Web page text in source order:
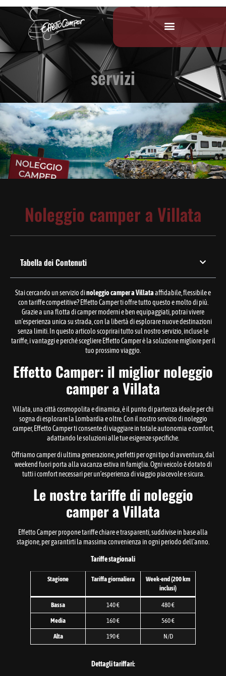
servizi
Noleggio camper a Villata
Tabella dei Contenuti
Stai cercando un servizio dinoleggio camper a Villataaffidabile, flessibile e
con tariffe competitive? Effetto Camper ti offre tutto questo e molto di più.
Grazie a una flotta di camper moderni e ben equipaggiati, potrai vivere
un’esperienza unica su strada, con la libertà di esplorare nuove destinazioni
senza limiti. In questo articolo scoprirai tutto sul nostro servizio, incluse le
tariffe, i vantaggi e perché scegliere Effetto Camper è la soluzione migliore per il
tuo prossimo viaggio.
Effetto Camper: il miglior noleggio
camper a Villata
Villata, una città cosmopolita e dinamica, è il punto di partenza ideale per chi
sogna di esplorare la Lombardia e oltre. Con il nostro servizio di noleggio
camper, Effetto Camper ti consente di viaggiare in totale autonomia e comfort,
adattando le soluzioni alle tue esigenze specifiche.
Offriamo camper di ultima generazione, perfetti per ogni tipo di avventura, dal
weekend fuori porta alla vacanza estiva in famiglia. Ogni veicolo è dotato di
tutti i comfort necessari per un’esperienza di viaggio piacevole e sicura.
Le nostre tariffe di noleggio
camper a Villata
Effetto Camper propone tariffe chiare e trasparenti, suddivise in base alla
stagione, per garantirti la massima convenienza in ogni periodo dell’anno.
Tariffe stagionali
Stagione Tariffa giornaliera
Week-end (200 km
inclusi)
Bassa 140 € 480 €
Media 160 € 560 €
Alta 190 € N/D
Dettagli tariffari: